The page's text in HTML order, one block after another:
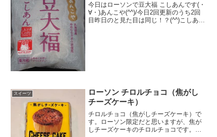
今日はローソンで豆大福 こしあんです(・
∀・)あんこや(^^)/今日2回更新のうち2回
目昨日のと見た目は同じ！？(^^)こしあん
スイーツ
ローソン チロルチョコ（焦がし
チーズケーキ）
チロルチョコ（焦がしチーズケーキ）で
す。ローソン限定だと思いますが、焦が
しチーズケーキのチロルチョコです。チ